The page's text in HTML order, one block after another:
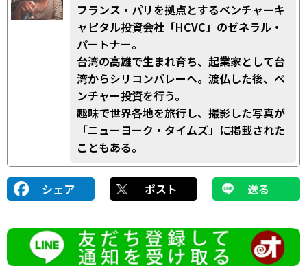
フランス・パリを拠点とするベンチャーキ
ャピタル投資会社「HCVC」のゼネラル・
パートナー。
台湾の高雄で生まれ育ち、起業家として台
湾からシリコンバレーへ。渡仏した後、ベ
ンチャー投資を行う。
趣味で世界各地を旅行し、撮影した写真が
「ニューヨーク・タイムズ」に掲載された
こともある。
シェア ポスト 送る